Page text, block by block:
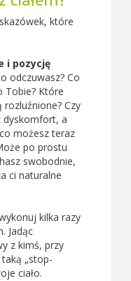
które
i pozycję
odczuwasz? Co
Tobie? Które
Czy
dyskomfort, a
możesz teraz
po prostu
swobodnie,
ci naturalne
kilka razy
Jadąc
z kimś, przy
„stop-
ciało.